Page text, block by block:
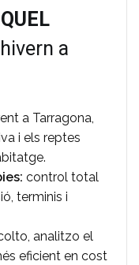
a
a Tarragona,
i els reptes
control total
terminis i
analitzo el
eficient en cost